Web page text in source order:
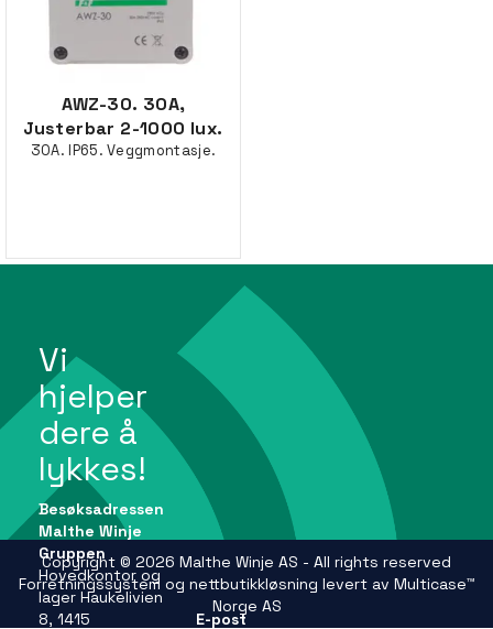
AWZ-30. 30A,
Justerbar 2-1000 lux.
30A. IP65. Veggmontasje.
Vi
hjelper
dere å
lykkes!
Besøksadressen
Malthe Winje
Gruppen
Hovedkontor og
lager Haukelivien
8, 1415
E-post
Copyright © 2026 Malthe Winje AS - All rights reserved
Forretningssystem og nettbutikkløsning levert av Multicase™
Norge AS